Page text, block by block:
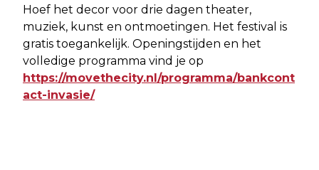
Hoef het decor voor drie dagen theater,
muziek, kunst en ontmoetingen. Het festival is
gratis toegankelijk. Openingstijden en het
volledige programma vind je op
https://movethecity.nl/programma/bankcont
act-invasie/